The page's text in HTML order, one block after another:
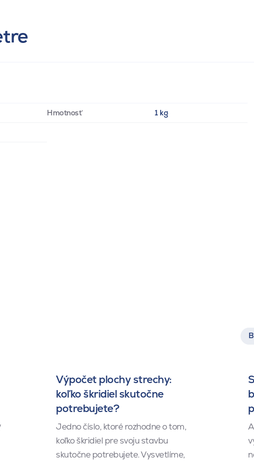
Hmotnosť 1 kg
Výpočet plochy strechy:
koľko škridiel skutočne
potrebujete?
Jedno číslo, ktoré rozhodne o tom,
koľko škridiel pre svoju stavbu
skutočne potrebujete. Vysvetlíme,